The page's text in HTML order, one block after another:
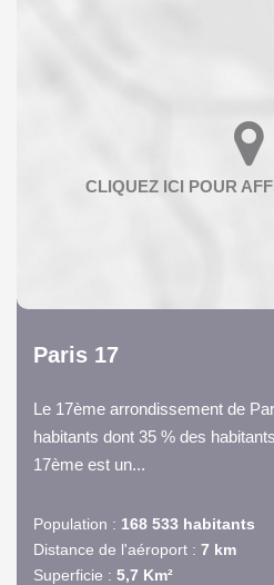
Paris 17
Le 17ème arrondissement de
habitants dont 35 % des
17ème est un...
Population : 168 533 habitants
Distance de l'aéroport : 7 km
Superficie : 5,7 Km²